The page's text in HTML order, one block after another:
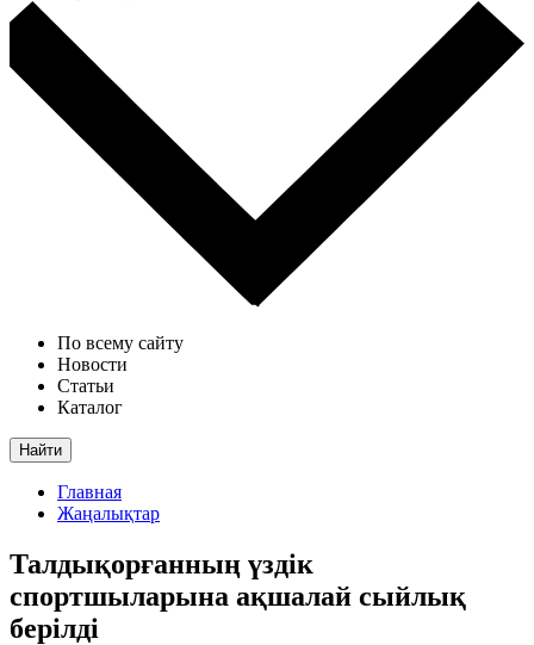
По всему сайту
Новости
Статьи
Каталог
Найти
Главная
Жаңалықтар
Талдықорғанның үздік
спортшыларына ақшалай сыйлық
берілді